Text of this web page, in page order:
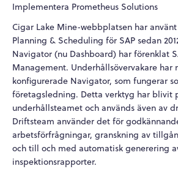
Implementera Prometheus Solutions
Cigar Lake Mine-webbplatsen har
Planning & Scheduling för SAP sedan
Navigator (nu Dashboard) har förenklat
Management. Underhållsövervakare har
konfigurerade Navigator, som fungerar
företagsledning. Detta verktyg har blivit
underhållsteamet och används även av
Driftsteam använder det för
arbetsförfrågningar, granskning av
och till och med automatisk generering
inspektionsrapporter.